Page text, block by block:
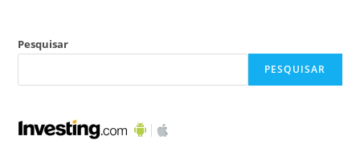
Pesquisar
PESQUISAR